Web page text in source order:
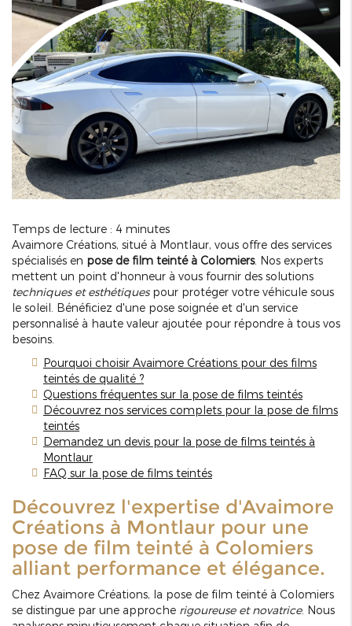
Temps de lecture : 4 minutes
Avaimore Créations, situé à Montlaur, vous offre des services
spécialisés en pose de film teinté à Colomiers. Nos experts
mettent un point d'honneur à vous fournir des solutions
techniques et esthétiquespour protéger votre véhicule sous
le soleil. Bénéficiez d'une pose soignée et d'un service
personnalisé à haute valeur ajoutée pour répondre à tous vos
besoins.
Pourquoi choisir Avaimore Créations pour des films
teintés de qualité ?
Questions fréquentes sur la pose de films teintés
Découvrez nos services complets pour la pose de films
teintés
Demandez un devis pour la pose de films teintés à
Montlaur
FAQ sur la pose de films teintés
Découvrez l'expertise d'Avaimore
Créations à Montlaur pour une
pose de film teinté à Colomiers
alliant performance et élégance.
Chez Avaimore Créations, la pose de film teinté à Colomiers
se distingue par une approche rigoureuse et novatrice. Nous